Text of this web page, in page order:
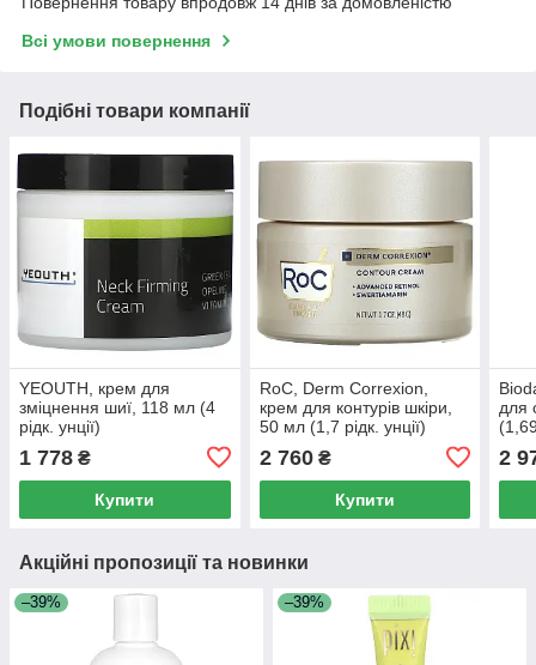
Всі умови повернення
Подібні товари компанії
YEOUTH, крем для
зміцнення шиї, 118 мл (4
рідк. унції)
1 778 ₴
Купити
RoC, Derm Correxion,
крем для контурів шкіри,
50 мл (1,7 рідк. унції)
2 760₴
Купити
для
2
Акційні пропозиції та новинки
–39% –39%